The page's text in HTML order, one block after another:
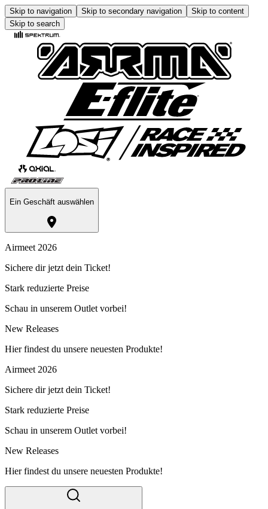
Skip to navigation Skip to secondary navigation
Skip to content
Skip to search
Ein Geschäft auswählen
Airmeet 2026
Sichere dir jetzt dein Ticket!
Stark reduzierte Preise
Schau in unserem Outlet vorbei!
New Releases
Hier findest du unsere neuesten Produkte!
Airmeet 2026
Sichere dir jetzt dein Ticket!
Stark reduzierte Preise
Schau in unserem Outlet vorbei!
New Releases
Hier findest du unsere neuesten Produkte!